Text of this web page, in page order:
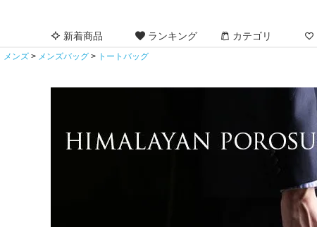
新着商品 ランキング カテゴリ
メンズ メンズバッグ トートバッグ